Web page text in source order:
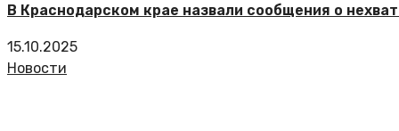
В Краснодарском крае назвали сообщения о
15.10.2025
Новости